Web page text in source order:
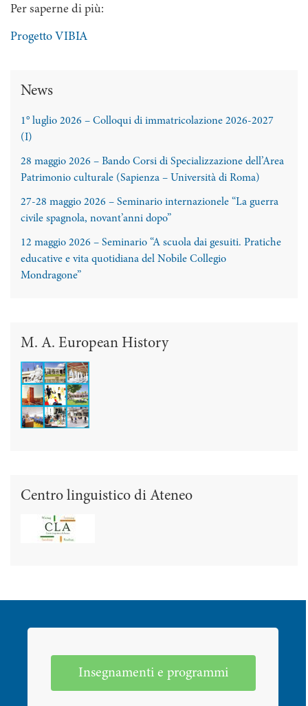
Per saperne di più:
Progetto VIBIA
News
1° luglio 2026 – Colloqui di immatricolazione 2026-2027
(I)
28 maggio 2026 – Bando Corsi di Specializzazione dell’Area
Patrimonio culturale (Sapienza – Università di Roma)
27-28 maggio 2026 – Seminario internazionele “La guerra
civile spagnola, novant’anni dopo”
12 maggio 2026 – Seminario “A scuola dai gesuiti. Pratiche
educative e vita quotidiana del Nobile Collegio
Mondragone”
M. A. European History
Centro linguistico di Ateneo
Insegnamenti e programmi